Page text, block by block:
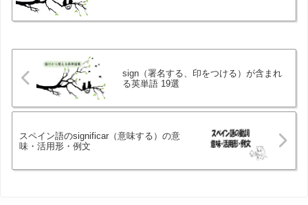
sign（署名する、印をつける）が含まれ
る英単語 19選
スペイン語のsignificar（意味する）の意
味・活用形・例文